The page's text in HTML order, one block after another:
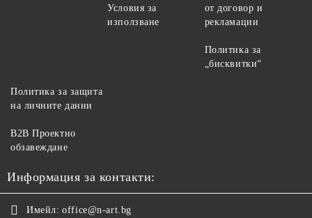
Условия за
използване
от договор и
рекламации
Политика за
„бисквитки“
Политика за защита
на личните данни
B2B Проектно
обзавеждане
Информация за контакти:
Имейл: office@n-art.bg